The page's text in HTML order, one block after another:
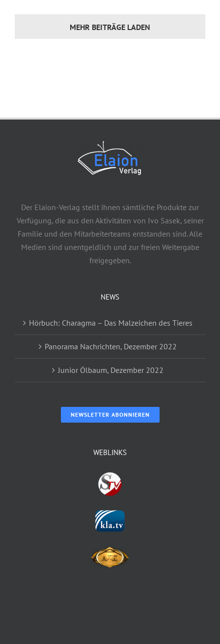
MEHR BEITRÄGE LADEN
Der Elaion-Verlag stellt ihnen sämtliche Produkte zur
Verfügung, die aus den Aktivitäten von Ivo Sasek, seiner
Familie und den Mitarbeiterteams entstanden sind. Alle
Medien sind unentgeldlich und zur freien Weitergabe
freigegeben.
NEWS
Hörbuch: Charagma – Das Malzeichen des Tieres
Panorama Nachrichten, Dezember 2022
Junior Ölbaum, Dezember 2022
NEWSLETTER ABONNIEREN
WEBLINKS